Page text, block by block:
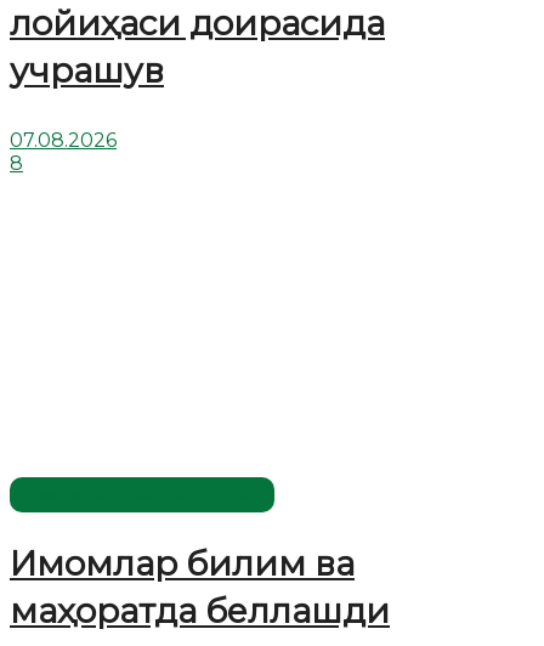
лойиҳаси доирасида
учрашув
07.08.2026
8
Имомлар билим ва
маҳоратда беллашди